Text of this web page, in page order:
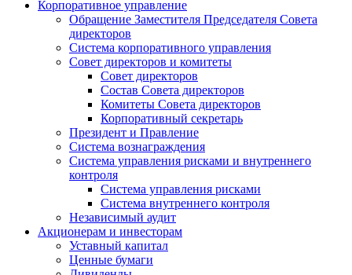
Корпоративное управление
Обращение Заместителя Председателя Совета
директоров
Система корпоративного управления
Совет директоров и комитеты
Совет директоров
Состав Совета директоров
Комитеты Совета директоров
Корпоративный секретарь
Президент и Правление
Система вознаграждения
Система управления рисками и внутреннего
контроля
Система управления рисками
Система внутреннего контроля
Независимый аудит
Акционерам и инвесторам
Уставный капитал
Ценные бумаги